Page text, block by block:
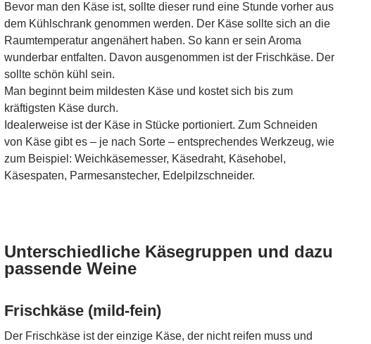
Bevor man den Käse ist, sollte dieser rund eine Stunde vorher aus
dem Kühlschrank genommen werden. Der Käse sollte sich an die
Raumtemperatur angenähert haben. So kann er sein Aroma
wunderbar entfalten. Davon ausgenommen ist der Frischkäse. Der
sollte schön kühl sein.
Man beginnt beim mildesten Käse und kostet sich bis zum
kräftigsten Käse durch.
Idealerweise ist der Käse in Stücke portioniert. Zum Schneiden
von Käse gibt es – je nach Sorte – entsprechendes Werkzeug, wie
zum Beispiel: Weichkäsemesser, Käsedraht, Käsehobel,
Käsespaten, Parmesanstecher, Edelpilzschneider.
Unterschiedliche Käsegruppen und dazu
passende Weine
Frischkäse (mild-fein)
Der Frischkäse ist der einzige Käse, der nicht reifen muss und